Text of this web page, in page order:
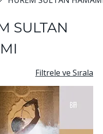
SULTAN
Filtrele ve Sırala